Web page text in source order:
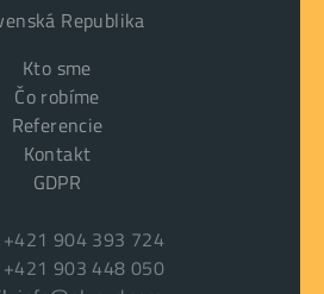
Kto sme
Čo robíme
Referencie
Kontakt
GDPR
Republika
+421 904 393 724
+421 903 448 050